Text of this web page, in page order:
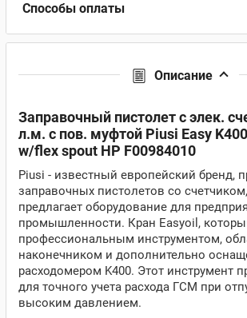
Способы оплаты
Описание
Заправочный пистолет с элек.
л.м. с пов. муфтой Piusi Easy
w/flex spout HP F00984010
Piusi - известный европейский бренд,
заправочных пистолетов со
предлагает оборудование для
промышленности. Кран Easyoil,
профессиональным инструментом,
наконечником и дополнительно
расходомером K400. Этот инструмент
для точного учета расхода ГСМ при
высоким давлением.